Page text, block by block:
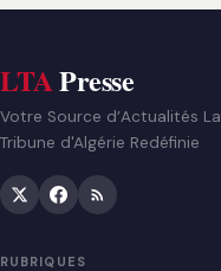
LTAPresse
Votre Source d’Actualités La
Tribune d'Algérie Redéfinie
RUBRIQUES